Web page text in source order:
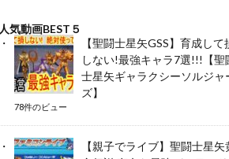
人気動画BEST５
【聖闘士星矢GSS】育成して
しない!最強キャラ7選!!!【聖
士星矢ギャラクシーソルジャ
ズ】
78件のビュー
【親子でライブ】聖闘士星矢